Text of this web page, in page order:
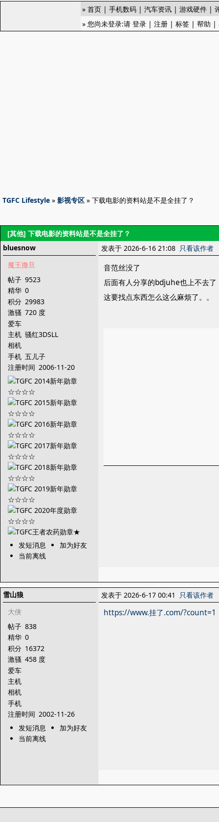
» 首页 | 手机数码 | 汽车资讯 | 游戏硬件 |
» 您尚未登录:请 登录 | 注册 | 标签 | 帮助 |
TGFC Lifestyle » 影视专区 » 下载电影的资料站是不是全挂了？
[其他] 下载电影的资料站是不是全挂了？
bluesnow
魔王撒旦
帖子 9523
精华 0
积分 29983
激骚 720 度
爱车
主机 骚红3DSLL
相机
手机 五儿子
注册时间 2006-11-20
发短消息
加为好友
当前离线
发表于 2026-6-16 21:08 只看该作者
音范丝没了
后面有人分享的bdjuhe也上不去了
这要找点东西怎么这么麻烦了。。
雪山狼
大侠
帖子 838
精华 0
积分 16372
激骚 458 度
爱车
主机
相机
手机
注册时间 2002-11-26
发短消息
加为好友
当前离线
发表于 2026-6-17 00:41 只看该作者
https://www.挂了.com/?count=1